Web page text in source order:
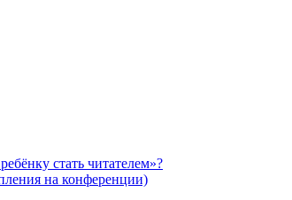
стать читателем»?
на конференции)